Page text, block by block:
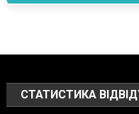
СТАТИСТИКА